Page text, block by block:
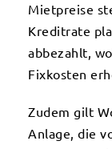
Mietpreise
Kreditrate
abbezahlt,
Fixkosten
Zudem gilt
Anlage, die